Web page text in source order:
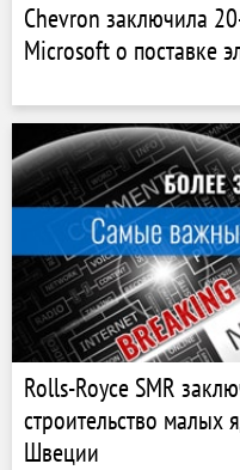
Chevron заключила
Microsoft о поставке
Rolls-Royce SMR
строительство малых
Швеции